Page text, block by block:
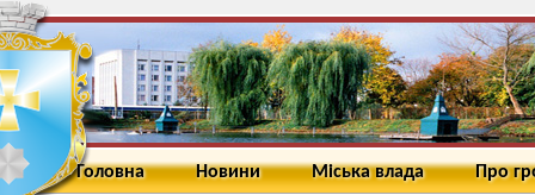
Головна Новини Міська влада Про